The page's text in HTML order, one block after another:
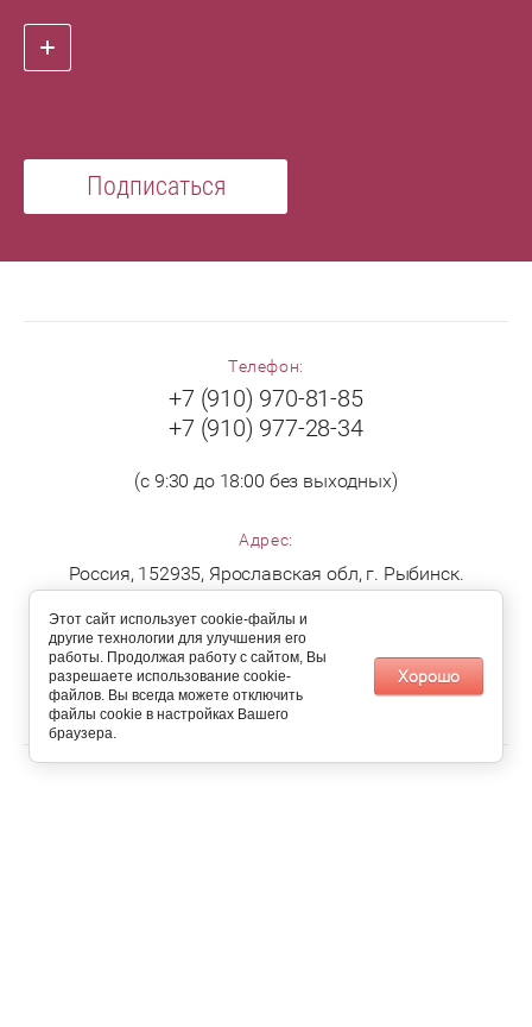
Подписаться
Телефон:
+7 (910) 970-81-85
+7 (910) 977-28-34
(с 9:30 до 18:00 без выходных)
Адрес:
Россия, 152935, Ярославская обл, г. Рыбинск.
Принимаем к оплате:
Copyright © 2019 ООО "Партнёр"
Этот сайт использует cookie-файлы и
другие технологии для улучшения его
работы. Продолжая работу с сайтом, Вы
разрешаете использование cookie-
файлов. Вы всегда можете отключить
файлы cookie в настройках Вашего
браузера.
Хорошо